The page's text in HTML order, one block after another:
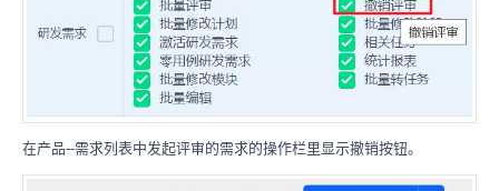
在产品--需求列表中发起评审的需求的操作栏里显示撤销按钮。